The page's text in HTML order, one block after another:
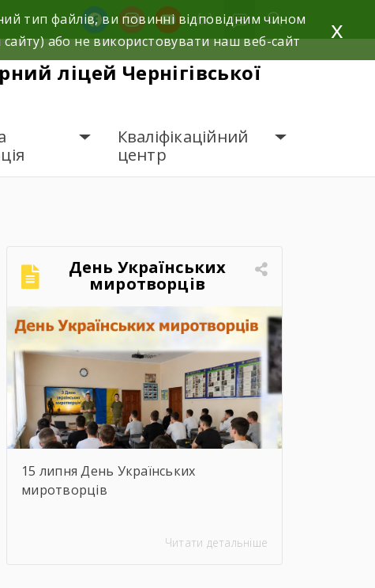
facebookinstagramyoutube
ліцей Чернігівської
Кваліфікаційний
центр
День Українських
миротворців
15 липня День Українських
миротворців
Читати детальніше
тип файлів, ви повинні відповідним чином
або не використовувати наш веб-сайт
x